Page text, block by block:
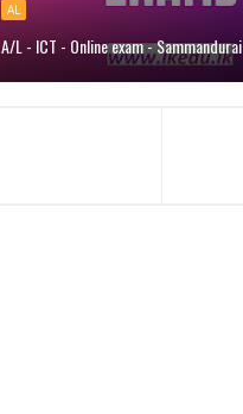
AL
A/L - ICT - Online exam - Sammandurai